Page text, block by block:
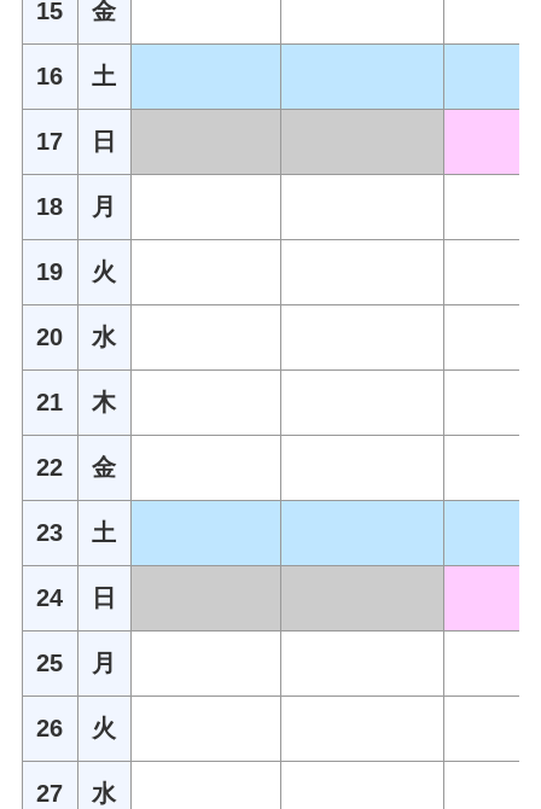
15 金
16 土
17 日
18 月
19 火
20 水
21 木
22 金
23 土
24 日
25 月
26 火
27 水